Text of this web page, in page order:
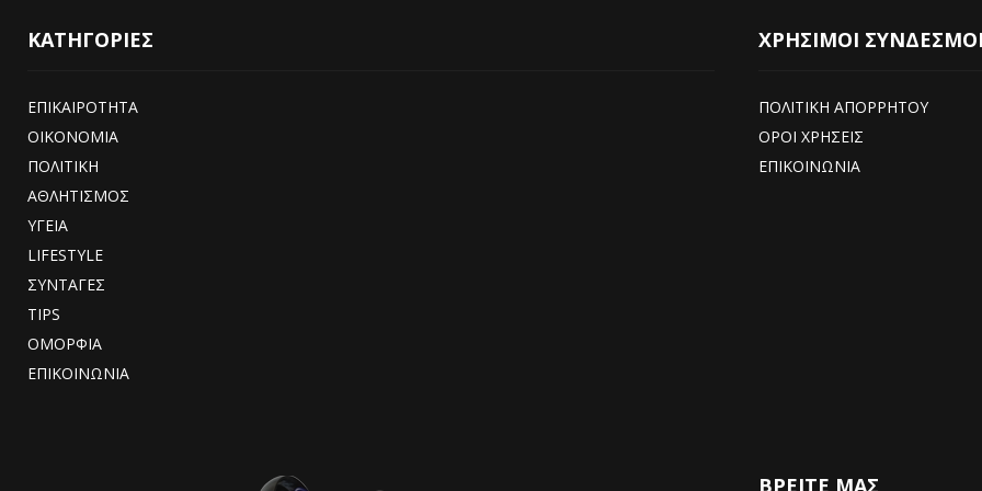
ΚΑΤΗΓΟΡΙΕΣ
ΕΠΙΚΑΙΡΟΤΗΤΑ
ΟΙΚΟΝΟΜΙΑ
ΠΟΛΙΤΙΚΗ
ΑΘΛΗΤΙΣΜΟΣ
ΥΓΕΙΑ
LIFESTYLE
ΣΥΝΤΑΓΕΣ
TIPS
ΟΜΟΡΦΙΑ
ΕΠΙΚΟΙΝΩΝΙΑ
ΧΡΗΣΙΜΟΙ
ΠΟΛΙΤΙΚΗ ΑΠΟΡΡΗΤΟΥ
ΟΡΟΙ ΧΡΗΣΕΙΣ
ΕΠΙΚΟΙΝΩΝΙΑ